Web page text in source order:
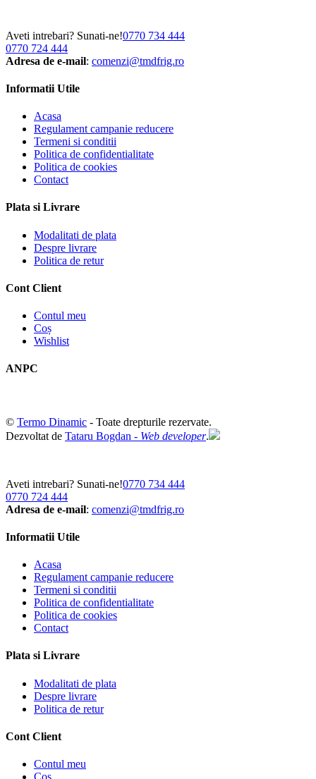
Aveti intrebari? Sunati-ne!0770 734 444
0770 724 444
Adresa de e-mail: comenzi@tmdfrig.ro
Informatii Utile
Acasa
Regulament campanie reducere
Termeni si conditii
Politica de confidentialitate
Politica de cookies
Contact
Plata si Livrare
Modalitati de plata
Despre livrare
Politica de retur
Cont Client
Contul meu
Coș
Wishlist
ANPC
© Termo Dinamic - Toate drepturile rezervate.
Dezvoltat de Tataru Bogdan - Web developer.
Aveti intrebari? Sunati-ne!0770 734 444
0770 724 444
Adresa de e-mail: comenzi@tmdfrig.ro
Informatii Utile
Acasa
Regulament campanie reducere
Termeni si conditii
Politica de confidentialitate
Politica de cookies
Contact
Plata si Livrare
Modalitati de plata
Despre livrare
Politica de retur
Cont Client
Contul meu